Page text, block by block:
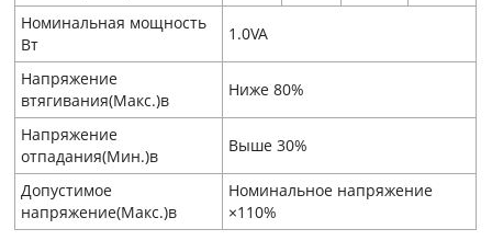
Номинальная мощность
Вт
1.0VA
Напряжение
втягивания(Макс.)в
Ниже 80%
Напряжение
отпадания(Мин.)в
Выше 30%
Допустимое
напряжение(Макс.)в
Номинальное напряжение
×110%